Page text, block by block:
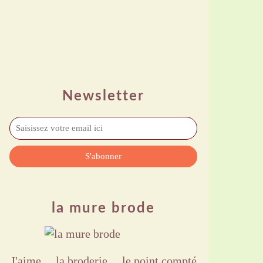
Newsletter
la mure brode